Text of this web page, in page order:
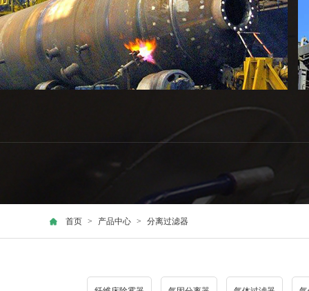
首页 > 产品中心 > 分离过滤器